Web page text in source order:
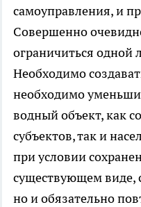
самоуправления, и
Совершенно
ограничиться одной
Необходимо
необходимо
водный объект, как
субъектов, так и
при условии
существующем виде,
но и обязательно